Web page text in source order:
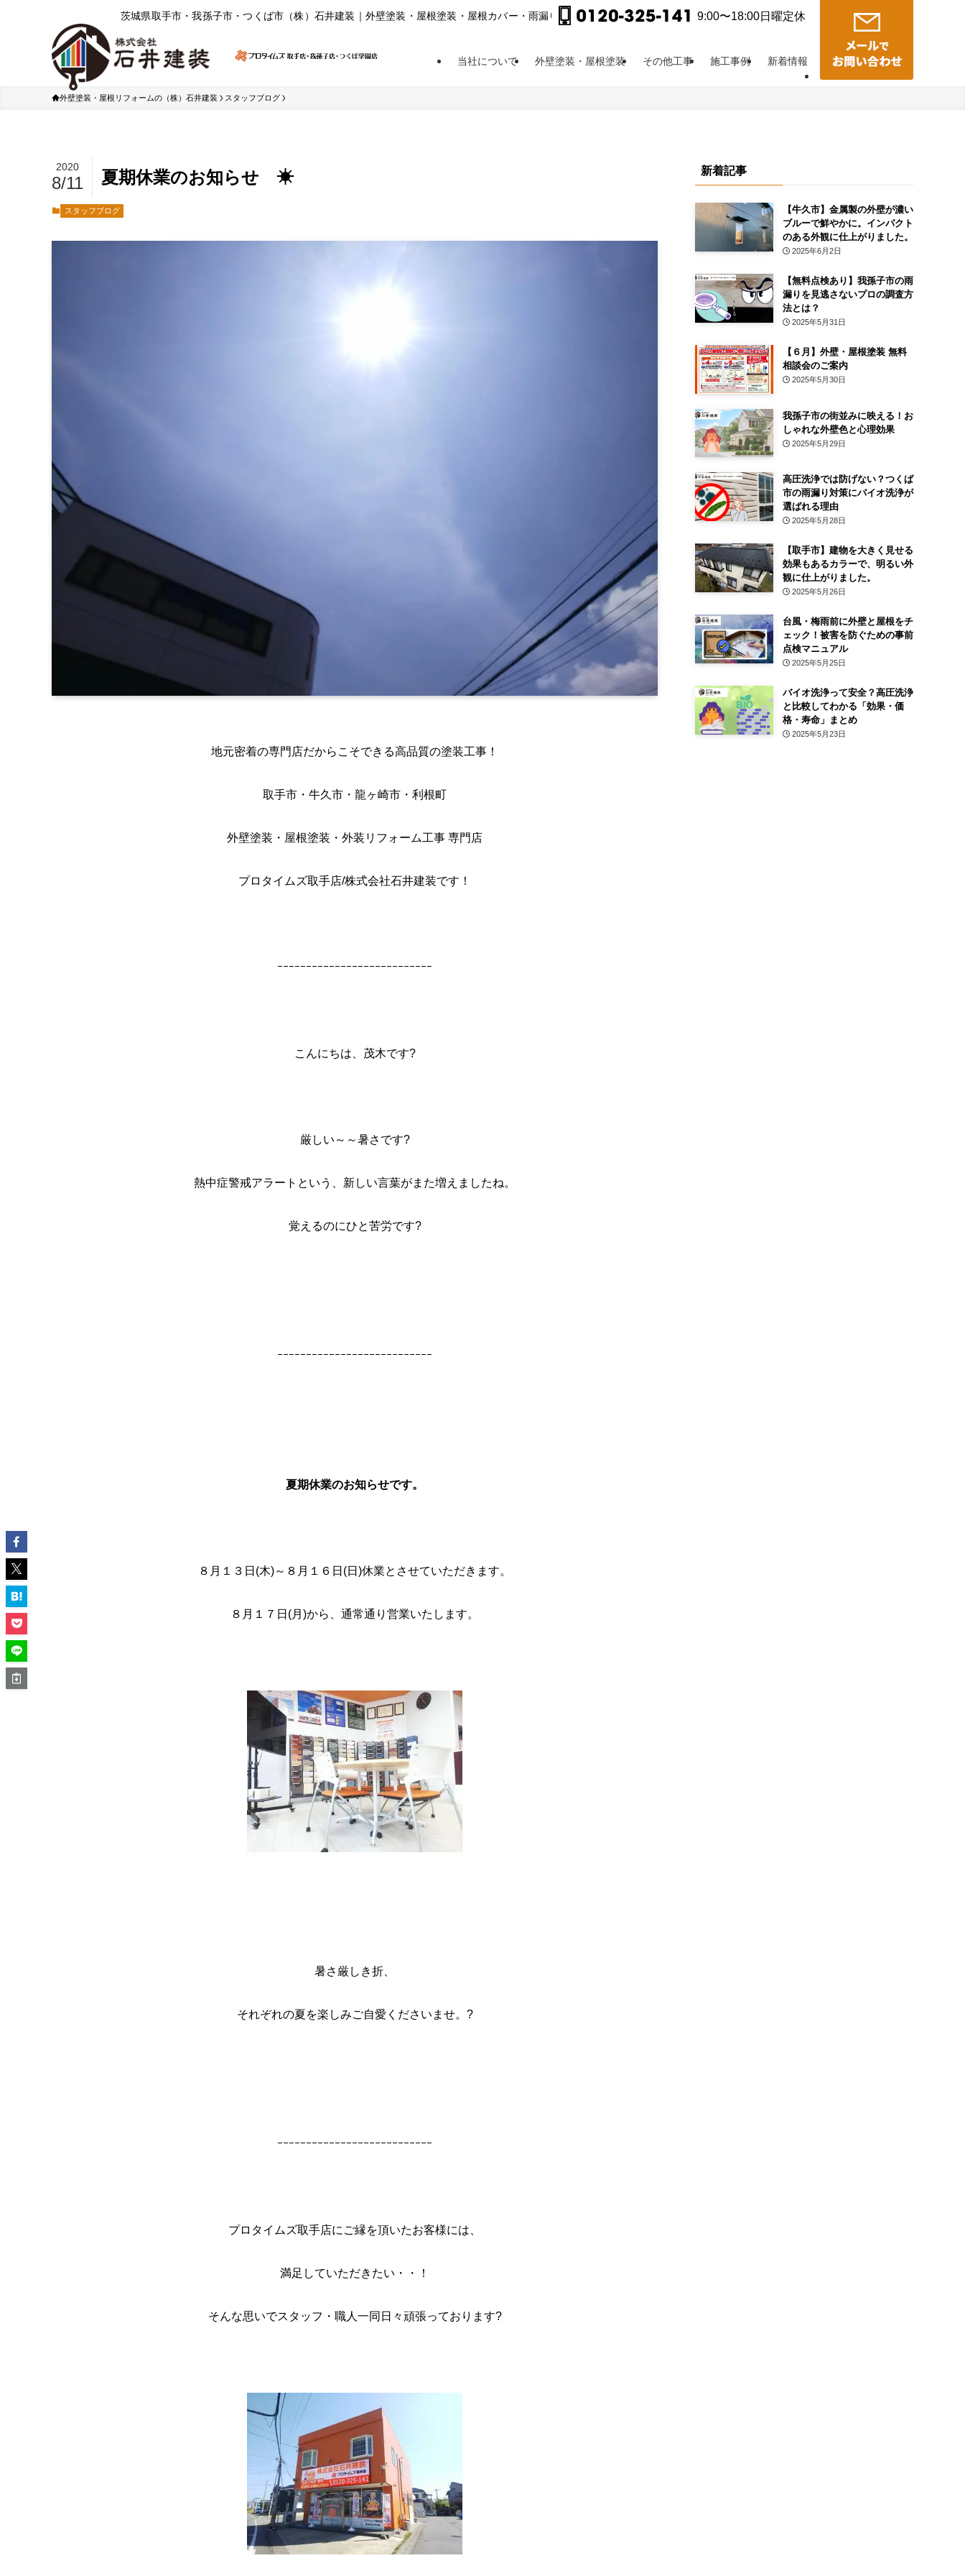
茨城県取⼿市・我孫⼦市・つくば市（株）⽯井建装｜外壁塗装・屋根塗装・屋根カバー・⾬漏り修理他 9:00〜18:00日曜定休
当社について 外壁塗装・屋根塗装 その他工事 施工事例 新着情報
外壁塗装・屋根リフォームの（株）石井建装 スタッフブログ
夏期休業のお知らせ ☀
2020
8/11
スタッフブログ
地元密着の専門店だからこそできる高品質の塗装工事！
取手市・牛久市・龍ヶ崎市・利根町
外壁塗装・屋根塗装・外装リフォーム工事 専門店
プロタイムズ取手店/株式会社石井建装です！
ｰｰｰｰｰｰｰｰｰｰｰｰｰｰｰｰｰｰｰｰｰｰｰｰｰｰｰ
こんにちは、茂木です?
厳しい～～暑さです?
熱中症警戒アラートという、新しい言葉がまた増えましたね。
覚えるのにひと苦労です?
ｰｰｰｰｰｰｰｰｰｰｰｰｰｰｰｰｰｰｰｰｰｰｰｰｰｰｰ
夏期休業のお知らせです。
８月１３日(木)～８月１６日(日)休業とさせていただきます。
８月１７日(月)から、通常通り営業いたします。
暑さ厳しき折、
それぞれの夏を楽しみご自愛くださいませ。?
ｰｰｰｰｰｰｰｰｰｰｰｰｰｰｰｰｰｰｰｰｰｰｰｰｰｰｰ
プロタイムズ取手店にご縁を頂いたお客様には、
満足していただきたい・・！
そんな思いでスタッフ・職人一同日々頑張っております?
新着記事
【牛久市】金属製の外壁が濃い
ブルーで鮮やかに。インパクト
のある外観に仕上がりました。
2025年6月2日
【無料点検あり】我孫子市の雨
漏りを見逃さないプロの調査方
法とは？
2025年5月31日
【６月】外壁・屋根塗装 無料
相談会のご案内
2025年5月30日
我孫子市の街並みに映える！お
しゃれな外壁色と心理効果
2025年5月29日
高圧洗浄では防げない？つくば
市の雨漏り対策にバイオ洗浄が
選ばれる理由
2025年5月28日
【取手市】建物を大きく見せる
効果もあるカラーで、明るい外
観に仕上がりました。
2025年5月26日
台風・梅雨前に外壁と屋根をチ
ェック！被害を防ぐための事前
点検マニュアル
2025年5月25日
バイオ洗浄って安全？高圧洗浄
と比較してわかる「効果・価
格・寿命」まとめ
2025年5月23日